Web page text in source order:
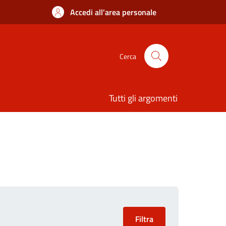
Accedi all'area personale
Cerca
Tutti gli argomenti